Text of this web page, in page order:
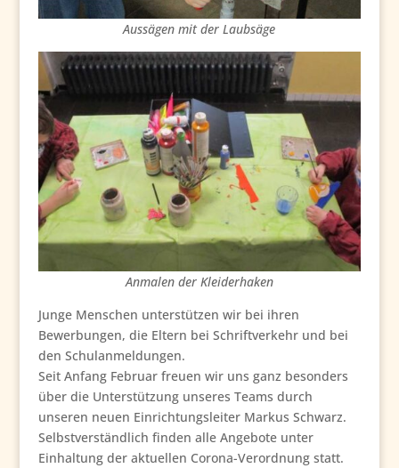
Aussägen mit der Laubsäge
Anmalen der Kleiderhaken
Junge Menschen unterstützen wir bei ihren
Bewerbungen, die Eltern bei Schriftverkehr und bei
den Schulanmeldungen.
Seit Anfang Februar freuen wir uns ganz besonders
über die Unterstützung unseres Teams durch
unseren neuen Einrichtungsleiter Markus Schwarz.
Selbstverständlich finden alle Angebote unter
Einhaltung der aktuellen Corona-Verordnung statt.